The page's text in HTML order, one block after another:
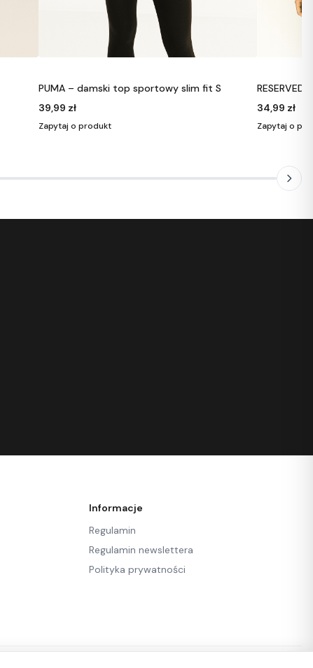
RESERVED – krótki sweter polo w prążki S
34,99 zł
Zapytaj o produkt
14,99 zł
Zapytaj o
Informacje
Regulamin
Regulamin newslettera
Polityka prywatności